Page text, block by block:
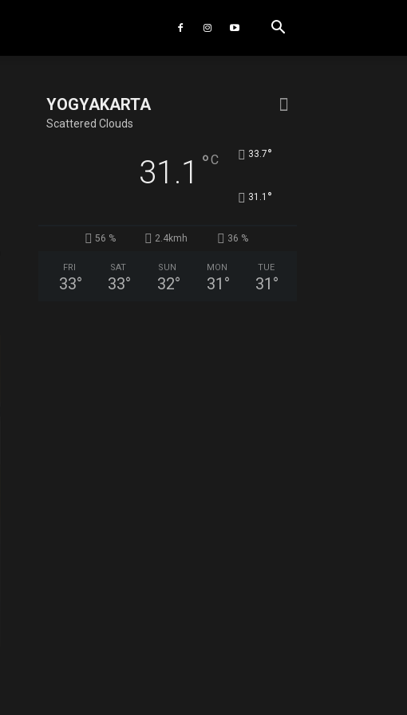
YOGYAKARTA
Scattered Clouds
31.1 °C 33.7°
31.1 °
56 % 2.4kmh 36 %
FRI
33°
SAT
33°
SUN
32°
MON
31 °
TUE
31 °